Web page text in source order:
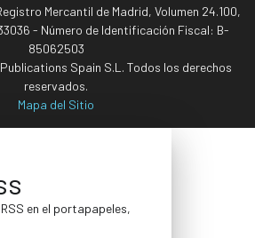
Mercantil de Madrid, Volumen 24.100,
- Número de Identificación Fiscal: B-
85062503
Spain S.L. Todos los derechos
reservados.
Mapa del Sitio
en el portapapeles,